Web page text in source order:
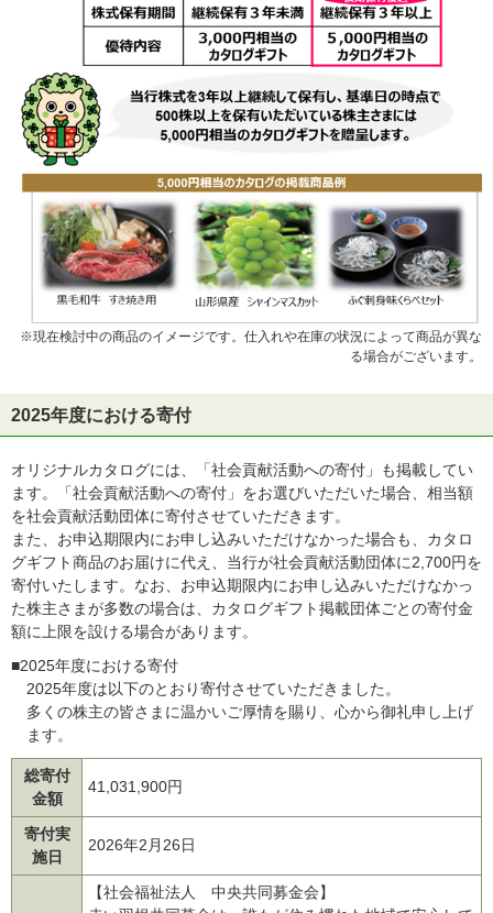
※現在検討中の商品のイメージです。仕入れや在庫の状況によって商品が異な
る場合がございます。
2025年度における寄付
オリジナルカタログには、「社会貢献活動への寄付」も掲載してい
ます。「社会貢献活動への寄付」をお選びいただいた場合、相当額
を社会貢献活動団体に寄付させていただきます。
また、お申込期限内にお申し込みいただけなかった場合も、カタロ
グギフト商品のお届けに代え、当行が社会貢献活動団体に2,700円を
寄付いたします。なお、お申込期限内にお申し込みいただけなかっ
た株主さまが多数の場合は、カタログギフト掲載団体ごとの寄付金
額に上限を設ける場合があります。
■2025年度における寄付
2025年度は以下のとおり寄付させていただきました。
多くの株主の皆さまに温かいご厚情を賜り、心から御礼申し上げ
ます。
総寄付
金額
41,031,900円
寄付実
施日
2026年2月26日
【社会福祉法人 中央共同募金会】